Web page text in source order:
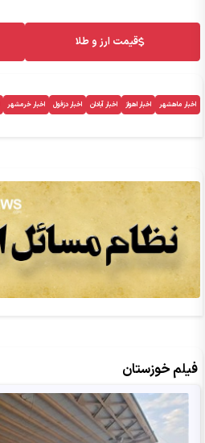
قیمت ارز و طلا
اخبار ماهشهر اخبار اهواز اخبار آبادان اخبار دزفول اخبار خرمشهر
فیلم خوزستان